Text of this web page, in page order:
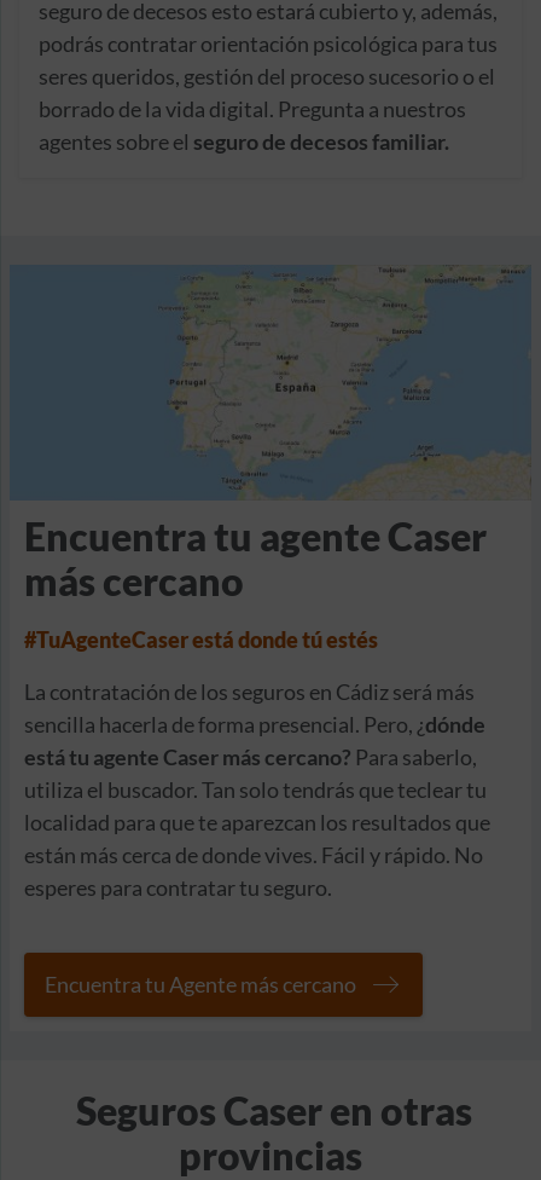
seguro de decesos esto estará cubierto y, además,
podrás contratar orientación psicológica para tus
seres queridos, gestión del proceso sucesorio o el
borrado de la vida digital. Pregunta a nuestros
agentes sobre el seguro de decesos familiar.
Encuentra tu agente Caser
más cercano
#TuAgenteCaser está donde tú estés
La contratación de los seguros en Cádiz será más
sencilla hacerla de forma presencial. Pero, ¿dónde
está tu agente Caser más cercano? Para saberlo,
utiliza el buscador. Tan solo tendrás que teclear tu
localidad para que te aparezcan los resultados que
están más cerca de donde vives. Fácil y rápido. No
esperes para contratar tu seguro.
Encuentra tu Agente más cercano
Seguros Caser en otras
provincias